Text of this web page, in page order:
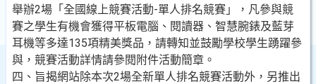
舉辦2場「全國線上競賽活動-單人排名競賽」，凡參與競
賽之學生有機會獲得平板電腦、閱讀器、智慧腕錶及藍芽
耳機等多達135項精美獎品，請轉知並鼓勵學校學生踴躍參
與，競賽活動詳情請參閱附件活動簡章。
四、旨揭網站除本次2場全新單人排名競賽活動外，另推出